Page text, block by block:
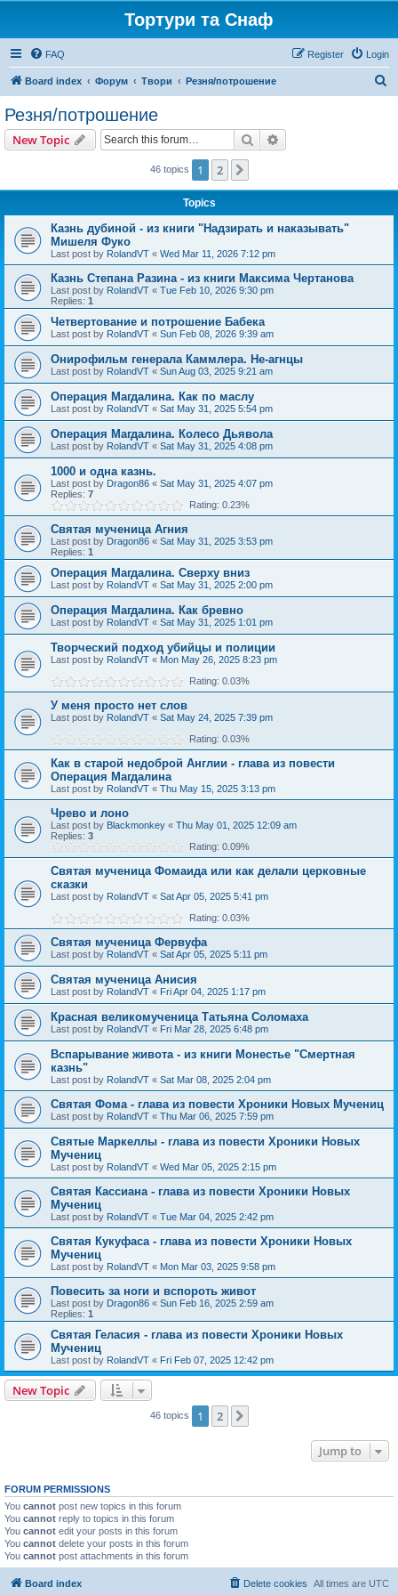
Тортури та Снаф
FAQ Login
Register
Board index Форум Твори Резня/потрошение
Резня/потрошение
New Topic Search
46 topics 1 2
Topics
Казнь дубиной - из книги "Надзирать и наказывать"
Мишеля Фуко
Last post by RolandVT « Wed Mar 11, 2026 7:12 pm
Казнь Степана Разина - из книги Максима Чертанова
Last post by RolandVT « Tue Feb 10, 2026 9:30 pm
Replies: 1
Четвертование и потрошение Бабека
Last post by RolandVT « Sun Feb 08, 2026 9:39 am
Онирофильм генерала Каммлера. Не-агнцы
Last post by RolandVT « Sun Aug 03, 2025 9:21 am
Операция Магдалина. Как по маслу
Last post by RolandVT « Sat May 31, 2025 5:54 pm
Операция Магдалина. Колесо Дьявола
Last post by RolandVT « Sat May 31, 2025 4:08 pm
1000 и одна казнь.
Last post by Dragon86 « Sat May 31, 2025 4:07 pm
Replies: 7
Rating: 0.23%
Святая мученица Агния
Last post by Dragon86 « Sat May 31, 2025 3:53 pm
Replies: 1
Операция Магдалина. Сверху вниз
Last post by RolandVT « Sat May 31, 2025 2:00 pm
Операция Магдалина. Как бревно
Last post by RolandVT « Sat May 31, 2025 1:01 pm
Творческий подход убийцы и полиции
Last post by RolandVT « Mon May 26, 2025 8:23 pm
Rating: 0.03%
У меня просто нет слов
Last post by RolandVT « Sat May 24, 2025 7:39 pm
Rating: 0.03%
Как в старой недоброй Англии - глава из повести
Операция Магдалина
Last post by RolandVT « Thu May 15, 2025 3:13 pm
Чрево и лоно
Last post by Blackmonkey « Thu May 01, 2025 12:09 am
Replies: 3
Rating: 0.09%
Святая мученица Фомаида или как делали церковные
сказки
Last post by RolandVT « Sat Apr 05, 2025 5:41 pm
Rating: 0.03%
Святая мученица Фервуфа
Last post by RolandVT « Sat Apr 05, 2025 5:11 pm
Святая мученица Анисия
Last post by RolandVT « Fri Apr 04, 2025 1:17 pm
Красная великомученица Татьяна Соломаха
Last post by RolandVT « Fri Mar 28, 2025 6:48 pm
Вспарывание живота - из книги Монестье "Смертная
казнь"
Last post by RolandVT « Sat Mar 08, 2025 2:04 pm
Святая Фома - глава из повести Хроники Новых Мучениц
Last post by RolandVT « Thu Mar 06, 2025 7:59 pm
Святые Маркеллы - глава из повести Хроники Новых
Мучениц
Last post by RolandVT « Wed Mar 05, 2025 2:15 pm
Святая Кассиана - глава из повести Хроники Новых
Мучениц
Last post by RolandVT « Tue Mar 04, 2025 2:42 pm
Святая Кукуфаса - глава из повести Хроники Новых
Мучениц
Last post by RolandVT « Mon Mar 03, 2025 9:58 pm
Повесить за ноги и вспороть живот
Last post by Dragon86 « Sun Feb 16, 2025 2:59 am
Replies: 1
Святая Геласия - глава из повести Хроники Новых
Мучениц
Last post by RolandVT « Fri Feb 07, 2025 12:42 pm
New Topic
46 topics 1 2
Jump to
FORUM PERMISSIONS
You cannot post new topics in this forum
You cannot reply to topics in this forum
You cannot edit your posts in this forum
You cannot delete your posts in this forum
You cannot post attachments in this forum
Board index All times are UTC
Delete cookies